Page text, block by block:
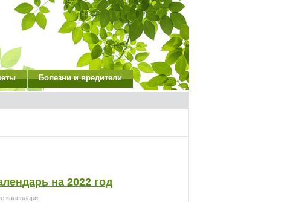
Болезни и вредители
на 2022 год
календари